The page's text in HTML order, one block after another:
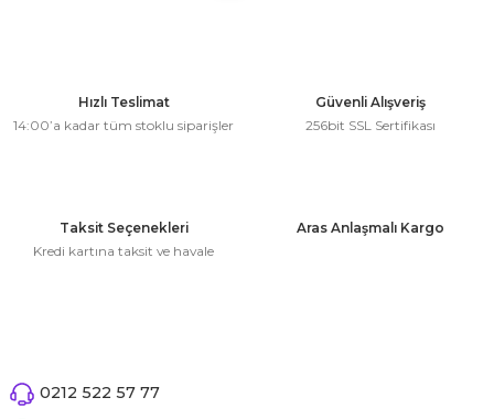
Hızlı Teslimat
14:00’a kadar tüm stoklu siparişler
Güvenli Alışveriş
256bit SSL Sertifikası
Taksit Seçenekleri
Kredi kartına taksit ve havale
Aras Anlaşmalı Kargo
0212 522 57 77